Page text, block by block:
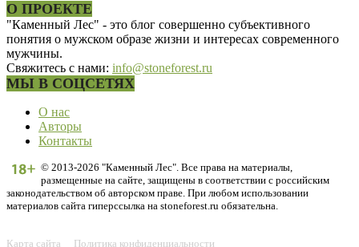
О ПРОЕКТЕ
"Каменный Лес" - это блог совершенно субъективного
понятия о мужском образе жизни и интересах современного
мужчины.
Свяжитесь с нами: info@stoneforest.ru
МЫ В СОЦСЕТЯХ
О нас
Авторы
Контакты
© 2013-2026 "Каменный Лес". Все права на материалы,
размещенные на сайте, защищены в соответствии с российским
законодательством об авторском праве. При любом использовании
материалов сайта гиперссылка на stoneforest.ru обязательна.
Карта сайта Политика конфиденциальности